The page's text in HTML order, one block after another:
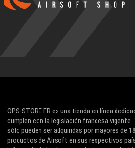
OPS-STORE.FR es una tienda en línea
cumplen con la legislación francesa
sólo pueden ser adquiridas por mayores de
productos de Airsoft en sus respectivos